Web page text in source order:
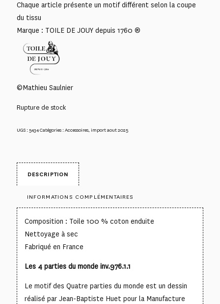
Chaque article présente un motif différent selon la coupe
du tissu
Marque : TOILE DE JOUY depuis 1760 ®
©Mathieu Saulnier
Rupture de stock
UGS : 5434Catégories :Accessoires, import aout 2025
DESCRIPTION
INFORMATIONS COMPLÉMENTAIRES
Composition : Toile 100 % coton enduite
Nettoyage à sec
Fabriqué en France
Les 4 parties du monde inv.976.1.1
Le motif des Quatre parties du monde est un dessin
réalisé par Jean-Baptiste Huet pour la Manufacture